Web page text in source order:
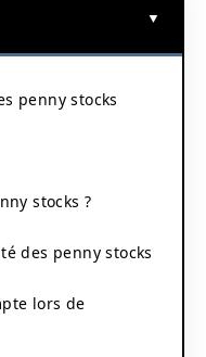
penny stocks
stocks ?
des penny stocks
lors de